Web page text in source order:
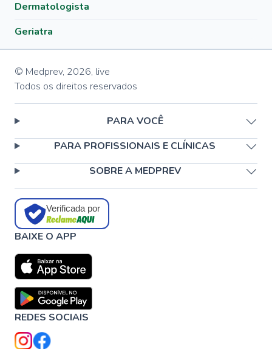
Dermatologista
Geriatra
© Medprev, 2026, live
Todos os direitos reservados
PARA VOCÊ
PARA PROFISSIONAIS E CLÍNICAS
SOBRE A MEDPREV
Verificada por
BAIXE O APP
REDES SOCIAIS